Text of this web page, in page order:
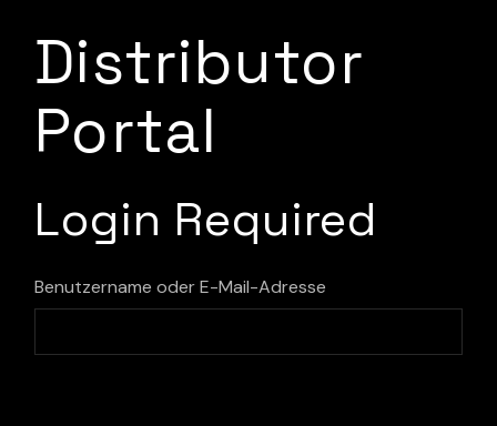
Distributor
Portal
Login Required
Benutzername oder E-Mail-Adresse